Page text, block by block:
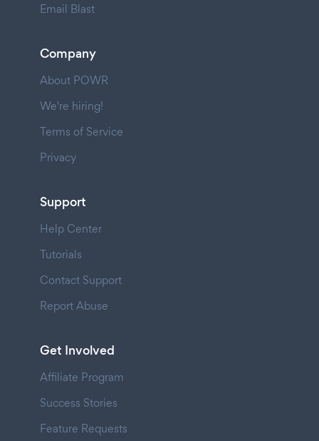
Email Blast
Company
About POWR
We're hiring!
Terms of Service
Privacy
Support
Help Center
Tutorials
Contact Support
Report Abuse
Get Involved
Affiliate Program
Success Stories
Feature Requests